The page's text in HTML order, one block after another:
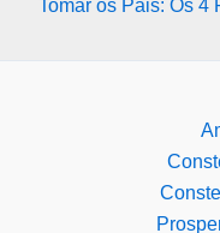
Tomar os Pais: Os 4